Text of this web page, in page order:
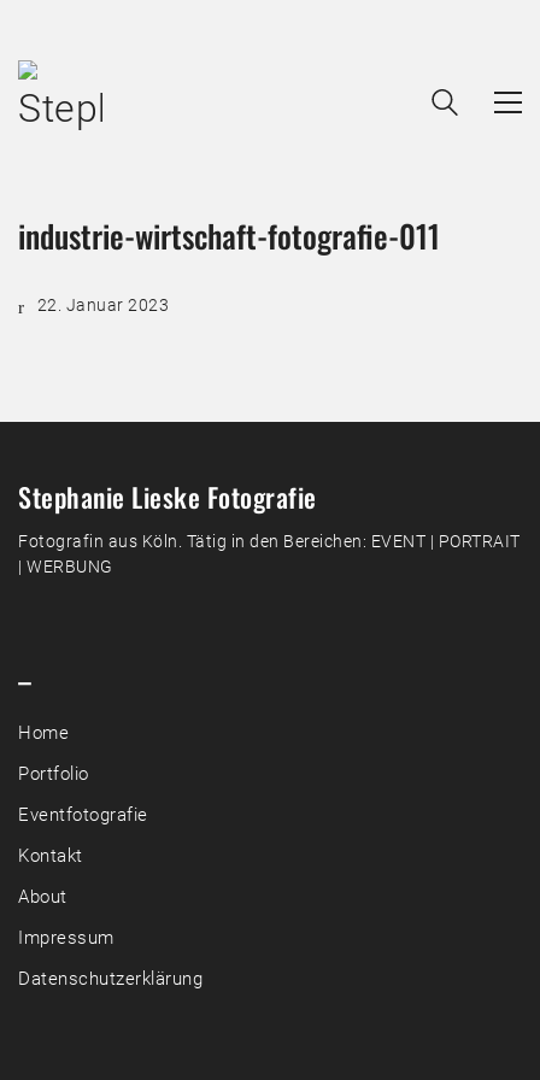
industrie-wirtschaft-fotografie-011
22. Januar 2023
Stephanie Lieske Fotografie
Fotografin aus Köln. Tätig in den Bereichen: EVENT | PORTRAIT
| WERBUNG
–
Home
Portfolio
Eventfotografie
Kontakt
About
Impressum
Datenschutzerklärung